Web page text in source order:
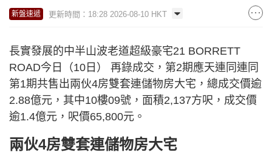
新盤速遞 更新時間：18:28 2026-08-10 HKT
長實發展的中半山波老道超級豪宅21 BORRETT
ROAD今日（10日） 再錄成交，第2期應天連同連同
第1期共售出兩伙4房雙套連儲物房大宅，總成交價逾
2.88億元，其中10樓09號，面積2,137方呎，成交價
逾1.4億元，呎價65,800元。
兩伙4房雙套連儲物房大宅